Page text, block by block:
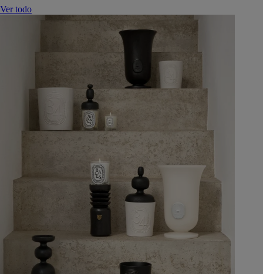
Ver todo